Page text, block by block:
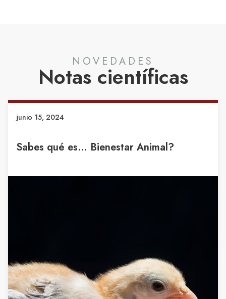
NOVEDADES
Notas científicas
junio 15, 2024
Sabes cómo impacta el dolor en el
Bienestar animal?